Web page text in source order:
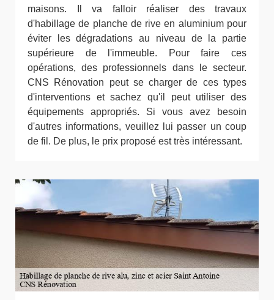
maisons. Il va falloir réaliser des travaux
d'habillage de planche de rive en aluminium pour
éviter les dégradations au niveau de la partie
supérieure de l'immeuble. Pour faire ces
opérations, des professionnels dans le secteur.
CNS Rénovation peut se charger de ces types
d'interventions et sachez qu'il peut utiliser des
équipements appropriés. Si vous avez besoin
d'autres informations, veuillez lui passer un coup
de fil. De plus, le prix proposé est très intéressant.